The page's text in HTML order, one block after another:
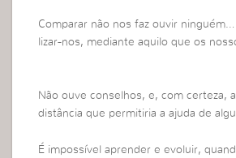
Comparar não nos faz ouvir
lizar-nos, mediante aquilo que os
Não ouve conselhos, e, com certeza,
distância que permitiria a ajuda de
É impossível aprender e evoluir,